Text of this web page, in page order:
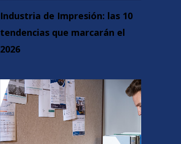
Industria de Impresión: las 10
tendencias que marcarán el
2026